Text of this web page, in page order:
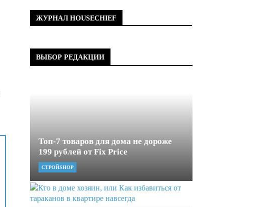
ЖУРНАЛ HOUSECHIEF
ВЫБОР РЕДАКЦИИ
Топ-7 товаров для дома не дороже
199 рублей от Fix Price
СТРОЙSHOP